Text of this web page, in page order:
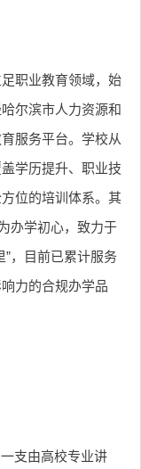
职业教育领域，始
尔滨市人力资源和
服务平台。学校从
学历提升、职业技
位的培训体系。其
办学初心，致力于
”，目前已累计服务
力的合规办学品
支由高校专业讲